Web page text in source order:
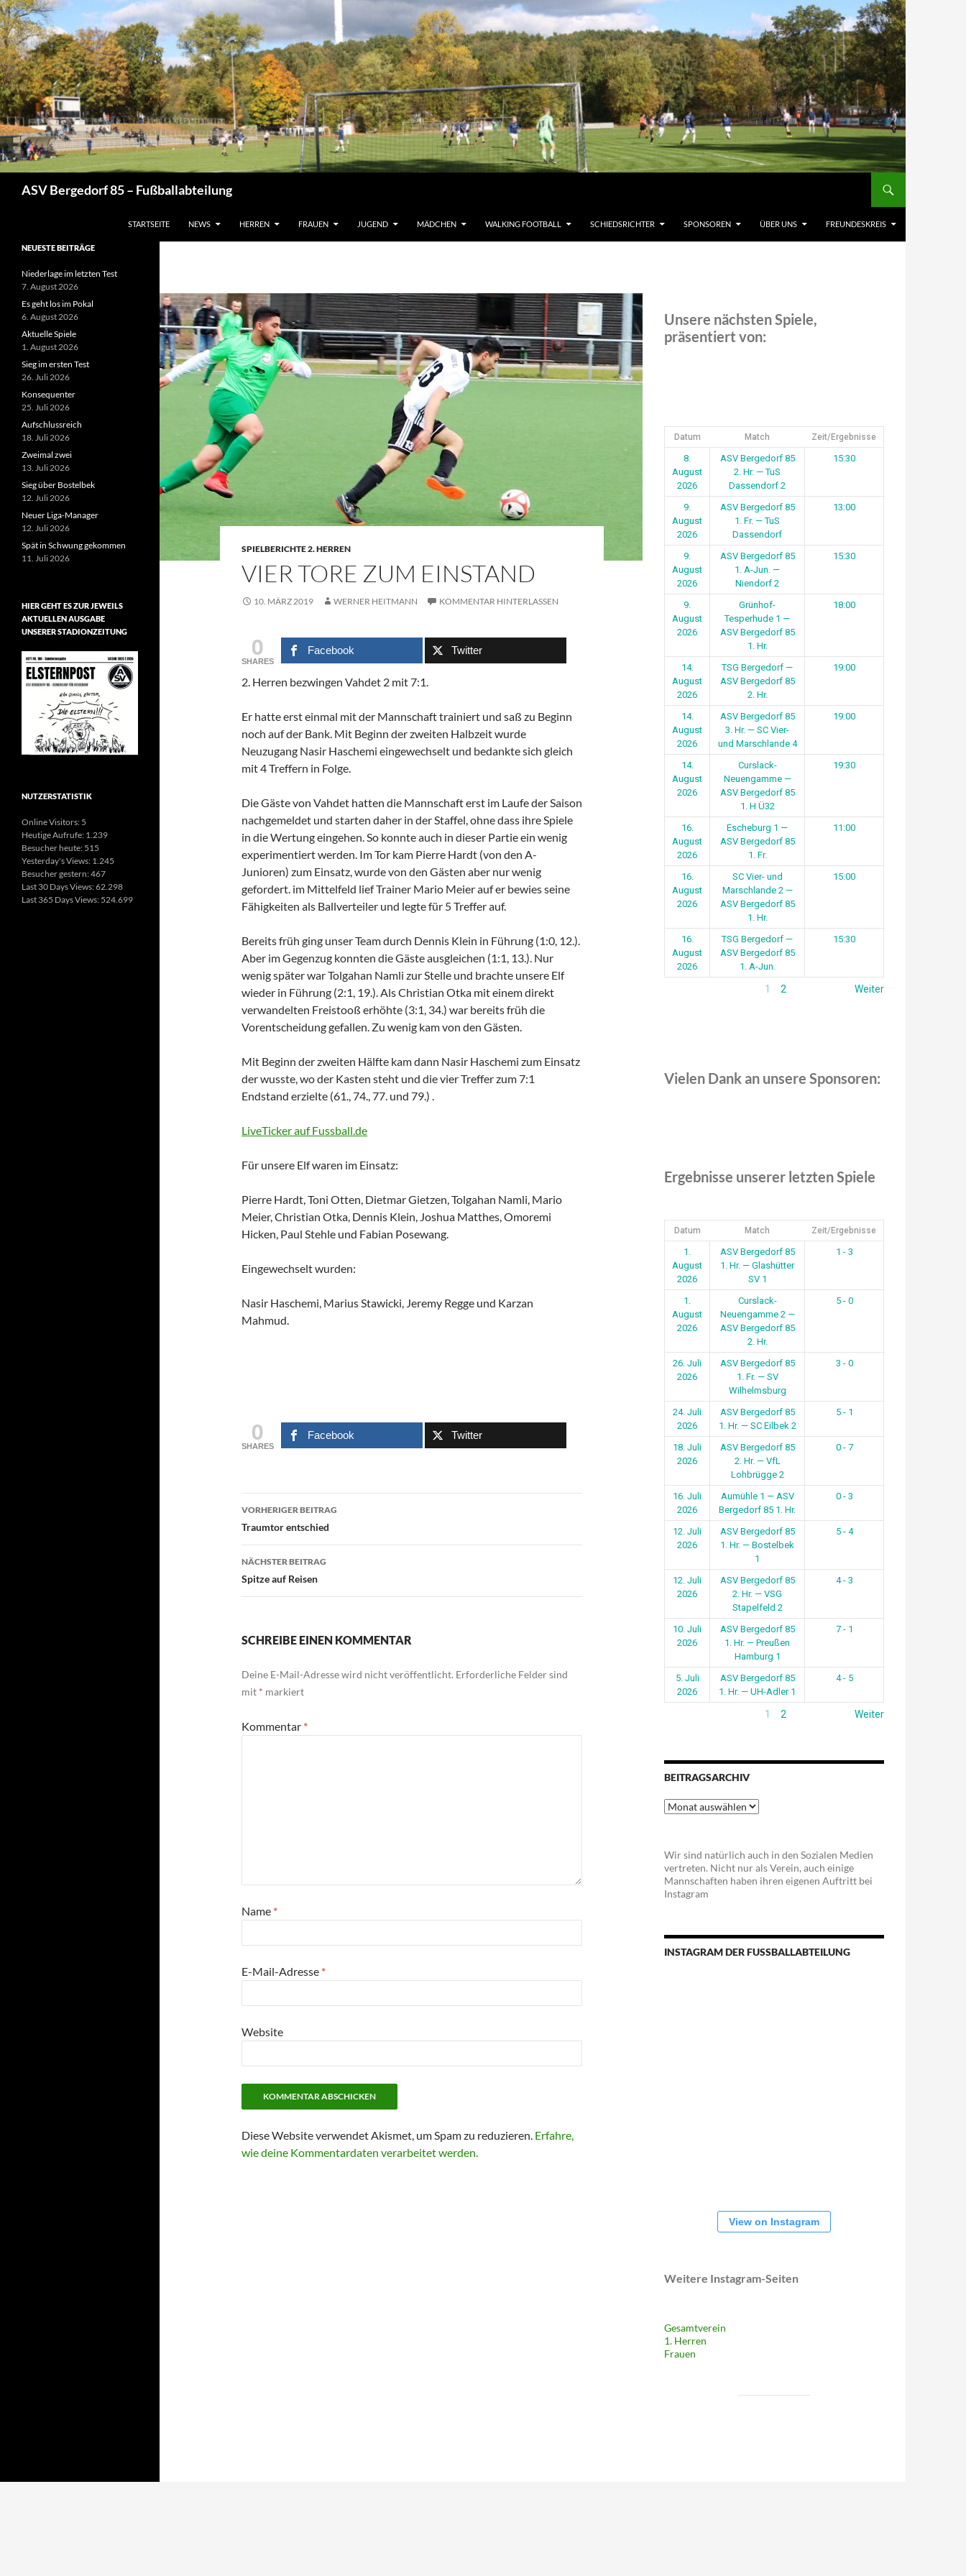
Zum
Inhalt
springen
ASV Bergedorf 85 – Fußballabteilung
STARTSEITE NEWS HERREN FRAUEN JUGEND MÄDCHEN WALKING FOOTBALL SCHIEDSRICHTER SPONSOREN ÜBER UNS FREUNDESKREIS
SPIELBERICHTE 2. HERREN
VIER TORE ZUM EINSTAND
10. MÄRZ 2019 WERNER HEITMANN KOMMENTAR HINTERLASSEN
0
SHARES
Facebook Twitter
2. Herren bezwingen Vahdet 2 mit 7:1.
Er hatte erst einmal mit der Mannschaft trainiert und saß zu Beginn
noch auf der Bank. Mit Beginn der zweiten Halbzeit wurde
Neuzugang Nasir Haschemi eingewechselt und bedankte sich gleich
mit 4 Treffern in Folge.
Die Gäste von Vahdet hatten die Mannschaft erst im Laufe der Saison
nachgemeldet und starten daher in der Staffel, ohne dass ihre Spiele
in die Wertung eingehen. So konnte auch in dieser Partie ein wenig
experimentiert werden. Im Tor kam Pierre Hardt (von den A-
Junioren) zum Einsatz, wurde von den Gästen aber nur wenig
gefordert. im Mittelfeld lief Trainer Mario Meier auf er bewies seine
Fähigkeiten als Ballverteiler und legte für 5 Treffer auf.
Bereits früh ging unser Team durch Dennis Klein in Führung (1:0, 12.).
Aber im Gegenzug konnten die Gäste ausgleichen (1:1, 13.). Nur
wenig später war Tolgahan Namli zur Stelle und brachte unsere Elf
wieder in Führung (2:1, 19.). Als Christian Otka mit einem direkt
verwandelten Freistooß erhöhte (3:1, 34.) war bereits früh die
Vorentscheidung gefallen. Zu wenig kam von den Gästen.
Mit Beginn der zweiten Hälfte kam dann Nasir Haschemi zum Einsatz
der wusste, wo der Kasten steht und die vier Treffer zum 7:1
Endstand erzielte (61., 74., 77. und 79.) .
LiveTicker auf Fussball.de
Für unsere Elf waren im Einsatz:
Pierre Hardt, Toni Otten, Dietmar Gietzen, Tolgahan Namli, Mario
Meier, Christian Otka, Dennis Klein, Joshua Matthes, Omoremi
Hicken, Paul Stehle und Fabian Posewang.
Eingewechselt wurden:
Nasir Haschemi, Marius Stawicki, Jeremy Regge und Karzan
Mahmud.
0
SHARES
Facebook Twitter
Beitragsnavigation
VORHERIGER BEITRAG
Traumtor entschied
NÄCHSTER BEITRAG
Spitze auf Reisen
SCHREIBE EINEN KOMMENTAR
Deine E-Mail-Adresse wird nicht veröffentlicht. Erforderliche Felder sind
mit * markiert
Kommentar *
Name *
E-Mail-Adresse *
Website
Diese Website verwendet Akismet, um Spam zu reduzieren. Erfahre,
wie deine Kommentardaten verarbeitet werden.
Unsere nächsten Spiele,
präsentiert von:
Datum Match Zeit/Ergebnisse
8.
August
2026
ASV Bergedorf 85
2. Hr. — TuS
Dassendorf 2
15:30
9.
August
2026
ASV Bergedorf 85
1. Fr. — TuS
Dassendorf
13:00
9.
August
2026
ASV Bergedorf 85
1. A-Jun. —
Niendorf 2
15:30
9.
August
2026
Grünhof-
Tesperhude 1 —
ASV Bergedorf 85
1. Hr.
18:00
14.
August
2026
TSG Bergedorf —
ASV Bergedorf 85
2. Hr.
19:00
14.
August
2026
ASV Bergedorf 85
3. Hr. — SC Vier-
und Marschlande 4
19:00
14.
August
2026
Curslack-
Neuengamme —
ASV Bergedorf 85
1. H Ü32
19:30
16.
August
2026
Escheburg 1 —
ASV Bergedorf 85
1. Fr.
11:00
16.
August
2026
SC Vier- und
Marschlande 2 —
ASV Bergedorf 85
1. Hr.
15:00
16.
August
2026
TSG Bergedorf —
ASV Bergedorf 85
1. A-Jun.
15:30
1 2 Weiter
Vielen Dank an unsere Sponsoren:
Ergebnisse unserer letzten Spiele
Datum Match Zeit/Ergebnisse
1.
August
2026
ASV Bergedorf 85
1. Hr. — Glashütter
SV 1
1 - 3
1.
August
2026
Curslack-
Neuengamme 2 —
ASV Bergedorf 85
2. Hr.
5 - 0
26. Juli
2026
ASV Bergedorf 85
1. Fr. — SV
Wilhelmsburg
3 - 0
24. Juli
2026
ASV Bergedorf 85
1. Hr. — SC Eilbek 2
5 - 1
18. Juli
2026
ASV Bergedorf 85
2. Hr. — VfL
Lohbrügge 2
0 - 7
16. Juli
2026
Aumühle 1 — ASV
Bergedorf 85 1. Hr.
0 - 3
12. Juli
2026
ASV Bergedorf 85
1. Hr. — Bostelbek
1
5 - 4
12. Juli
2026
ASV Bergedorf 85
2. Hr. — VSG
Stapelfeld 2
4 - 3
10. Juli
2026
ASV Bergedorf 85
1. Hr. — Preußen
Hamburg 1
7 - 1
5. Juli
2026
ASV Bergedorf 85
1. Hr. — UH-Adler 1
4 - 5
1 2 Weiter
BEITRAGSARCHIV
Beitragsarchiv
Wir sind natürlich auch in den Sozialen Medien
vertreten. Nicht nur als Verein, auch einige
Mannschaften haben ihren eigenen Auftritt bei
Instagram
INSTAGRAM DER FUSSBALLABTEILUNG
View on Instagram
Weitere Instagram-Seiten
Gesamtverein
1. Herren
Frauen
NEUESTE BEITRÄGE
Niederlage im letzten Test
7. August 2026
Es geht los im Pokal
6. August 2026
Aktuelle Spiele
1. August 2026
Sieg im ersten Test
26. Juli 2026
Konsequenter
25. Juli 2026
Aufschlussreich
18. Juli 2026
Zweimal zwei
13. Juli 2026
Sieg über Bostelbek
12. Juli 2026
Neuer Liga-Manager
12. Juli 2026
Spät in Schwung gekommen
11. Juli 2026
HIER GEHT ES ZUR JEWEILS
AKTUELLEN AUSGABE
UNSERER STADIONZEITUNG
NUTZERSTATISTIK
Online Visitors: 5
Heutige Aufrufe: 1.239
Besucher heute: 515
Yesterday's Views: 1.245
Besucher gestern:467
Last 30 Days Views:62.298
Last 365 Days Views: 524.699